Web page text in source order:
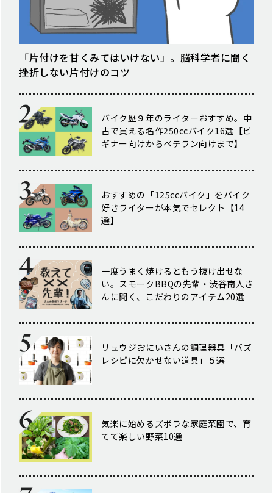
「片付けを甘くみてはいけない」。脳科学者に聞く
挫折しない片付けのコツ
バイク歴９年のライターおすすめ。中
古で買える名作250ccバイク16選【ビ
ギナー向けからベテラン向けまで】
おすすめの「125ccバイク」をバイク
好きライターが本気でセレクト【14
選】
一度うまく焼けるともう抜け出せな
い。スモークBBQの先輩・渋谷南人さ
んに聞く、こだわりのアイテム20選
リュウジおにいさんの調理器具「バズ
レシピに欠かせない道具」５選
気楽に始めるズボラな家庭菜園で、育
てて楽しい野菜10選